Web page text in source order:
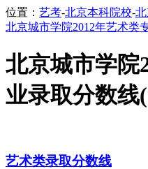
位置： 艺考-北京本科院校-
北京城市学院2012年艺术类
北京城市学院
业录取分数线
艺术类录取分数线